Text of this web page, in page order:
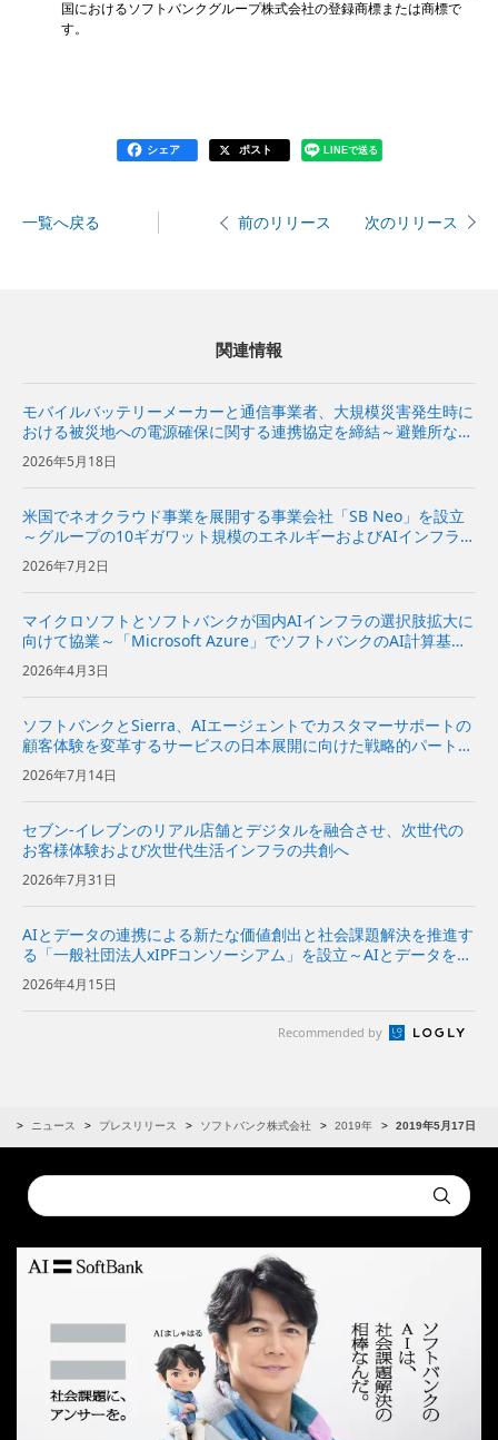
国におけるソフトバンクグループ株式会社の登録商標または商標で
す。
シェア ポスト LINEで送る
一覧へ戻る 前のリリース 次のリリース
関連情報
モバイルバッテリーメーカーと通信事業者、大規模災害発生時に
おける被災地への電源確保に関する連携協定を締結～避難所など
への電源関連機材の提供に向けて協力～
2026年5月18日
米国でネオクラウド事業を展開する事業会社「SB Neo」を設立
～グループの10ギガワット規模のエネルギーおよびAIインフラを
基に、米国の企業向けにネオクラウドサービスを提供～
2026年7月2日
マイクロソフトとソフトバンクが国内AIインフラの選択肢拡大に
向けて協業～「Microsoft Azure」でソフトバンクのAI計算基盤
を活用できるソリューションの共同開発に向けて検討を開始～
2026年4月3日
ソフトバンクとSierra、AIエージェントでカスタマーサポートの
顧客体験を変革するサービスの日本展開に向けた戦略的パートナ
ーシップ契約を締結〜Sierraの対話型AIプラットフォームをソフ
トバンクが日本市場で独占販売代理店として販売開始〜...
2026年7月14日
セブン-イレブンのリアル店舗とデジタルを融合させ、次世代の
お客様体験および次世代生活インフラの共創へ
2026年7月31日
AIとデータの連携による新たな価値創出と社会課題解決を推進す
る「一般社団法人xIPFコンソーシアム」を設立～AIとデータを分
散環境下で安全かつ柔軟に活用できるAIスペースの実現をめざす
～
2026年4月15日
Recommended by
ニュース プレスリリース ソフトバンク株式会社 2019年 2019年5月17日
Conduct
a
Submit